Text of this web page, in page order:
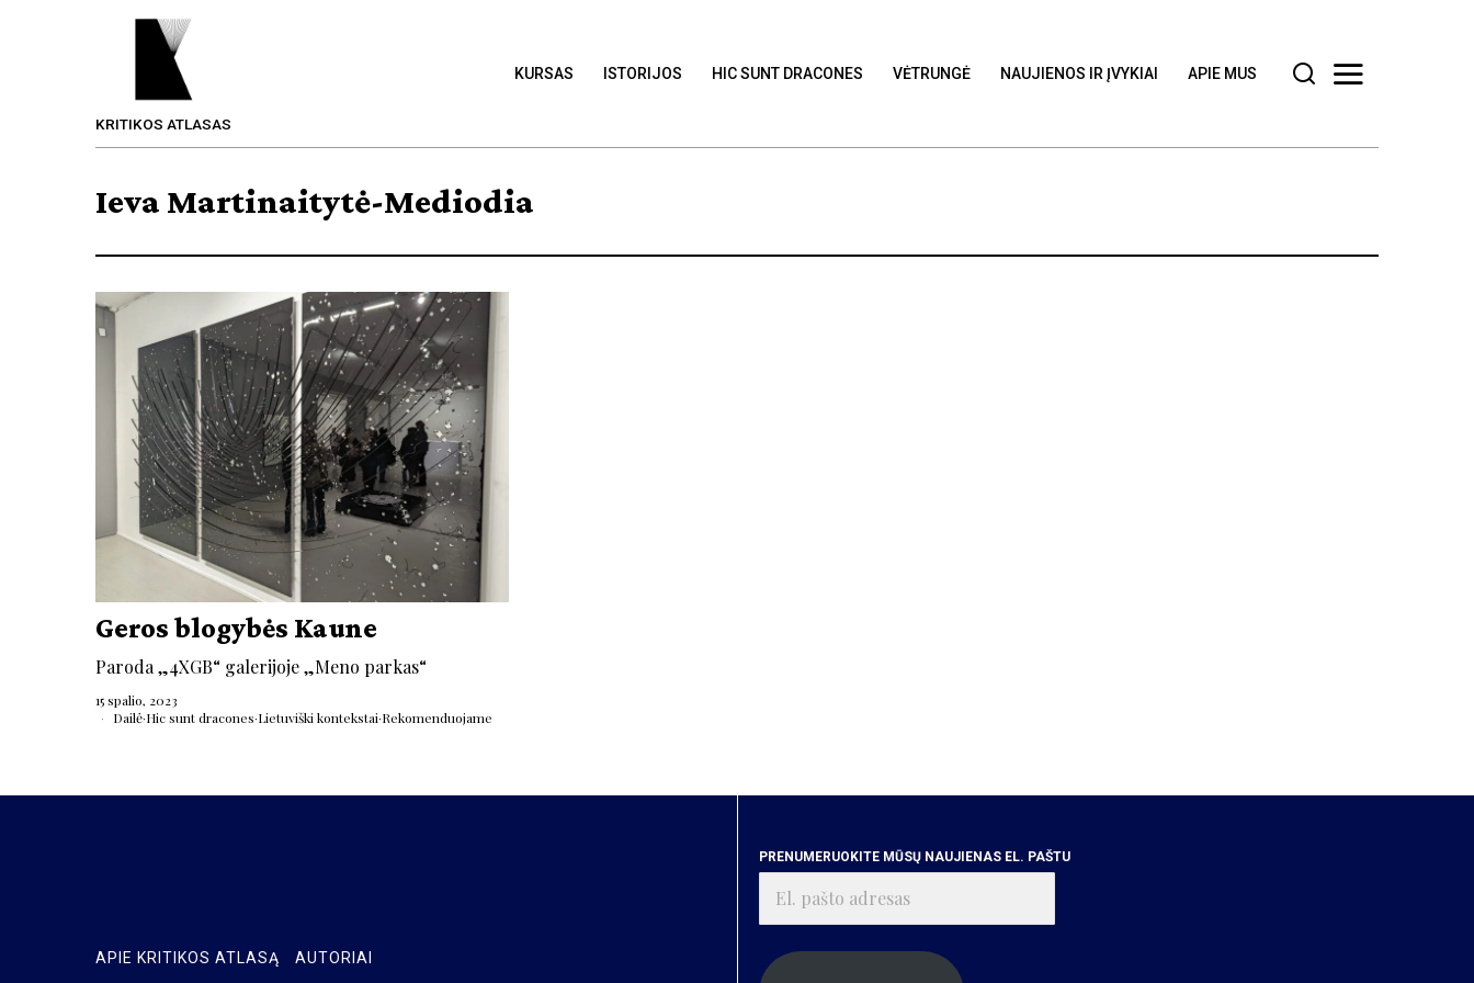
KRITIKOS ATLASAS
KURSAS ISTORIJOS HIC SUNT DRACONES VĖTRUNGĖ NAUJIENOS IR ĮVYKIAI APIE MUS
Ieva Martinaitytė-Mediodia
Geros blogybės Kaune
Paroda „4XGB“ galerijoje „Meno parkas“
15 spalio, 2023
Dailė·Hic sunt dracones·Lietuviški kontekstai·Rekomenduojame
APIE KRITIKOS ATLASĄ AUTORIAI
PRENUMERUOKITE MŪSŲ NAUJIENAS EL. PAŠTU
pašto